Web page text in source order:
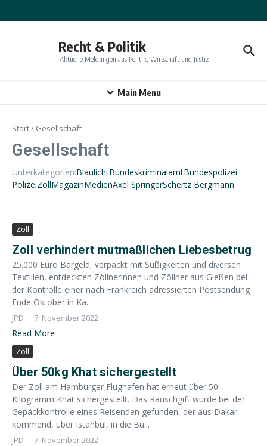
Recht & Politik
Aktuelle Meldungen aus Politik, Wirtschaft und Justiz
Main Menu
Start/ Gesellschaft
Gesellschaft
Unterkategorien:BlaulichtBundeskriminalamtBundespolizei
PolizeiZollMagazinMedienAxel SpringerSchertz Bergmann
Zoll
Zoll verhindert mutmaßlichen Liebesbetrug
25.000 Euro Bargeld, verpackt mit Süßigkeiten und diversen
Textilien, entdeckten Zöllnerinnen und Zöllner aus Gießen bei
der Kontrolle einer nach Frankreich adressierten Postsendung
Ende Oktober in Ka...
JPD 7. November 2022
Read More
Zoll
Über 50kg Khat sichergestellt
Der Zoll am Hamburger Flughafen hat erneut über 50
Kilogramm Khat sichergestellt. Das Rauschgift wurde bei der
Gepäckkontrolle eines Reisenden gefunden, der aus Dakar
kommend, über Istanbul, in die Bu...
JPD 7. November 2022